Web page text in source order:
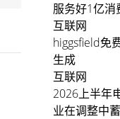
服务好1亿消
互联网
higgsfield免
生成
互联网
2026上半年
业在调整中